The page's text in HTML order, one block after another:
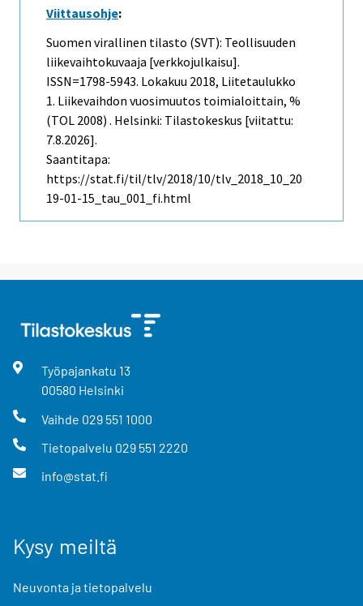
Viittausohje:
Suomen virallinen tilasto (SVT): Teollisuuden
liikevaihtokuvaaja [verkkojulkaisu].
ISSN=1798-5943. Lokakuu 2018, Liitetaulukko
1. Liikevaihdon vuosimuutos toimialoittain, %
(TOL 2008) . Helsinki: Tilastokeskus [viitattu:
7.8.2026].
Saantitapa:
https://stat.fi/til/tlv/2018/10/tlv_2018_10_20
19-01-15_tau_001_fi.html
Työpajankatu 13
00580 Helsinki
Vaihde 029 551 1000
Tietopalvelu 029 551 2220
info@stat.fi
Kysy meiltä
Neuvonta ja tietopalvelu